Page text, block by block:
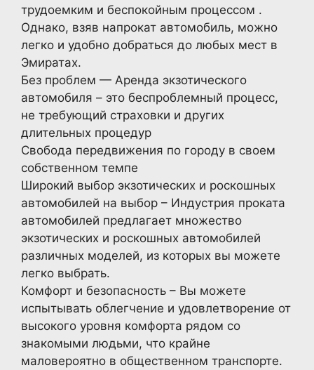
трудоемким и беспокойным процессом .
Однако, взяв напрокат автомобиль, можно
легко и удобно добраться до любых мест в
Эмиратах.
Без проблем — Аренда экзотического
автомобиля – это беспроблемный процесс,
не требующий страховки и других
длительных процедур
Свобода передвижения по городу в своем
собственном темпе
Широкий выбор экзотических и роскошных
автомобилей на выбор – Индустрия проката
автомобилей предлагает множество
экзотических и роскошных автомобилей
различных моделей, из которых вы можете
легко выбрать.
Комфорт и безопасность – Вы можете
испытывать облегчение и удовлетворение от
высокого уровня комфорта рядом со
знакомыми людьми, что крайне
маловероятно в общественном транспорте.